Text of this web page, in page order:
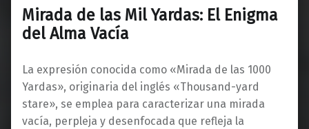
Mirada de las Mil Yardas: El Enigma
del Alma Vacía
La expresión conocida como «Mirada de las 1000
Yardas», originaria del inglés «Thousand-yard
stare», se emplea para caracterizar una mirada
vacía, perpleja y desenfocada que refleja la